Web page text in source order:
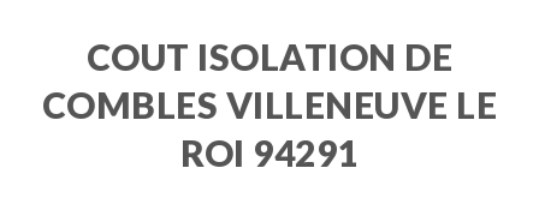
COUT ISOLATION DE
COMBLES VILLENEUVE LE
ROI 94291